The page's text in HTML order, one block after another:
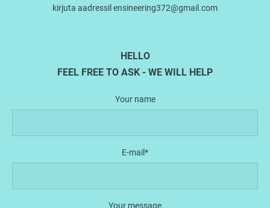
kirjuta aadressil ensineering372@gmail.com
HELLO
FEEL FREE TO ASK - WE WILL HELP
Your name
E-mail
Your message